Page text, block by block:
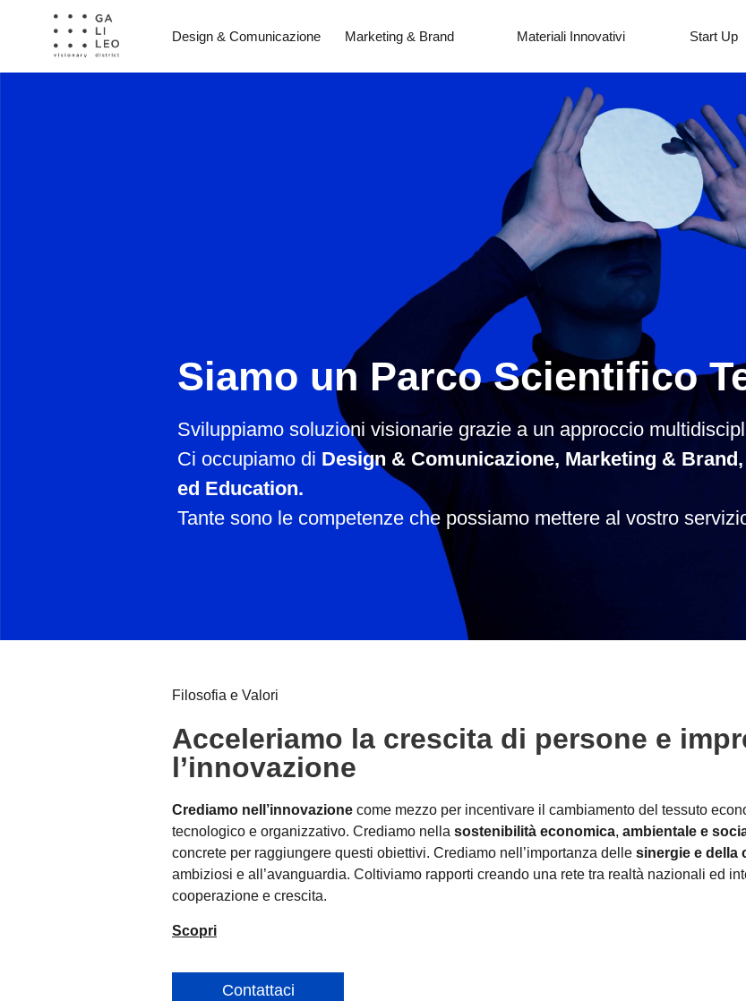
Design & Comunicazione Marketing & Brand Materiali Innovativi Start Up
Siamo un Parco Scientifico
Sviluppiamo soluzioni visionarie grazie a un approccio
Ci occupiamo di Design & Comunicazione, Marketing &
ed Education.
Tante sono le competenze che possiamo mettere al vostro
Filosofia e Valori
Acceleriamo la crescita di persone e
l’innovazione
Crediamo nell’innovazione come mezzo per incentivare il cambiamento del tessuto
tecnologico e organizzativo. Crediamo nella sostenibilità economica, ambientale e
concrete per raggiungere questi obiettivi. Crediamo nell’importanza delle sinergie e della
ambiziosi e all’avanguardia. Coltiviamo rapporti creando una rete tra realtà nazionali ed
cooperazione e crescita.
Scopri
Contattaci